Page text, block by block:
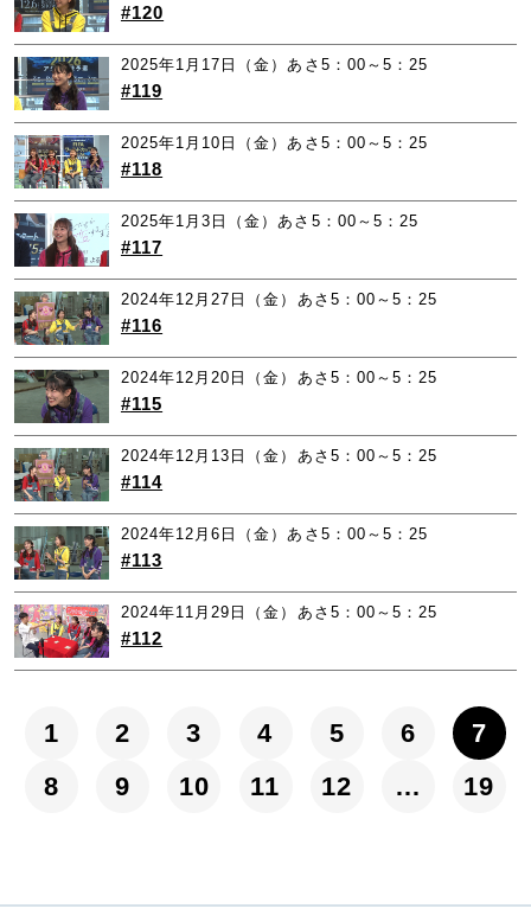
#120
2025年1月17日（金）あさ5：00～5：25
#119
2025年1月10日（金）あさ5：00～5：25
#118
2025年1月3日（金）あさ5：00～5：25
#117
2024年12月27日（金）あさ5：00～5：25
#116
2024年12月20日（金）あさ5：00～5：25
#115
2024年12月13日（金）あさ5：00～5：25
#114
2024年12月6日（金）あさ5：00～5：25
#113
2024年11月29日（金）あさ5：00～5：25
#112
1 2 3 4 5 6
7
8
9 10 11 12 … 19